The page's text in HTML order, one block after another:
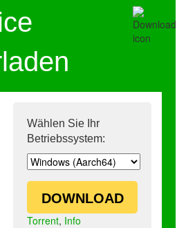
Wählen Sie Ihr
Betriebssystem:
DOWNLOAD
Torrent, Info